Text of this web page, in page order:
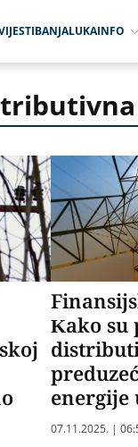
BANJALUKAINFO
Kako su
energije
07.11.2025. |